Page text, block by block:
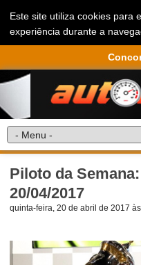
Este site utiliza cookies para
experiência durante a
Piloto da
20/04/2017
quinta-feira, 20 de abril de 2017